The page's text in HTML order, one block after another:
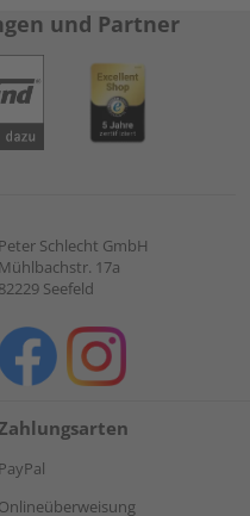
und Partner
Peter Schlecht GmbH
Mühlbachstr. 17a
82229 Seefeld
PayPal
Onlineüberweisung